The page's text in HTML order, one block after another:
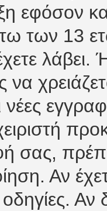
εφόσον
των 13
λάβει.
να
νέες
σας,
Αν
Αν